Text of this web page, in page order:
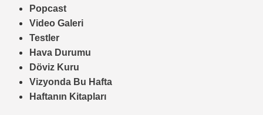
Popcast
Video Galeri
Testler
Hava Durumu
Döviz Kuru
Vizyonda Bu Hafta
Haftanın Kitapları